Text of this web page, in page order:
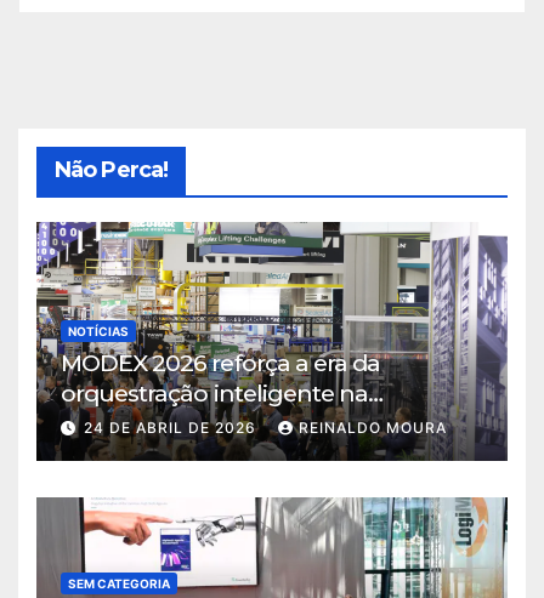
Não Perca!
NOTÍCIAS
MODEX 2026 reforça a era da
orquestração inteligente na
intralogística
24 DE ABRIL DE 2026 REINALDO MOURA
SEM CATEGORIA